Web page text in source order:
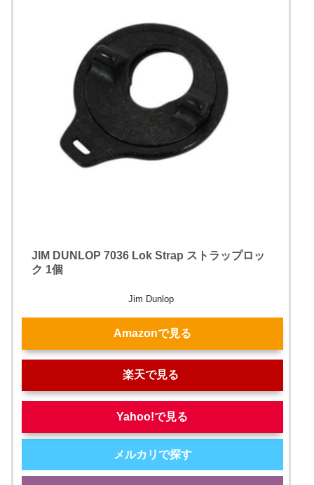
JIM DUNLOP 7036 Lok Strap ストラップロッ
ク 1個
Jim Dunlop
Amazonで見る
楽天で見る
Yahoo!で見る
メルカリで探す